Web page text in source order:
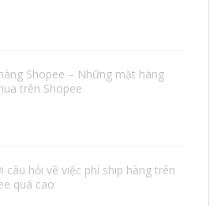
Shopee – Những mặt hàng
trên Shopee
câu hỏi về việc phí ship hàng trên
quá cao